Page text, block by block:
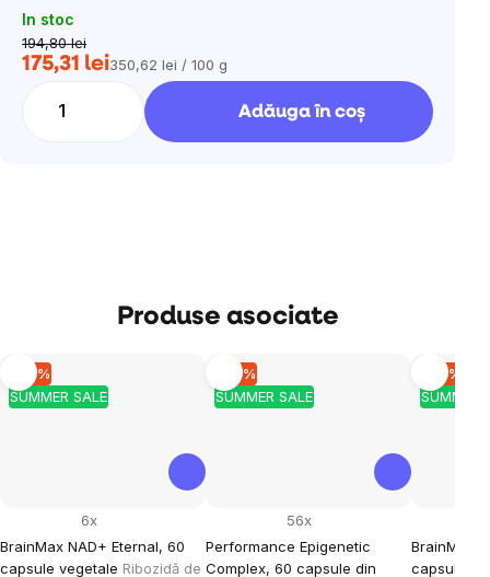
In stoc
194,80 lei
175,31 leiEvaluare
350,62 lei / 100 g
Adăuga în coş
Produse asociate
SUMMER SALE
–10 %
BrainMax NAD+ Eternal, 60
capsule vegetale Ribozidă de
6x
SUMMER SALE
–10 %
Performance Epigenetic
Complex, 60 capsule din
56x
SUMMER
–10 %
BrainMax
capsule